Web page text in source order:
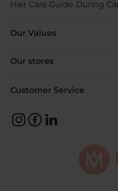
Hair Care Guide During
Our Values
Our stores
Customer Service